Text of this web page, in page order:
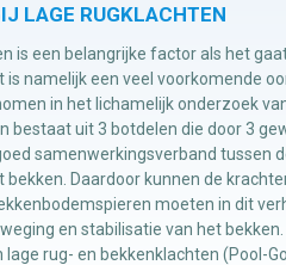
LAGE RUGKLACHTEN
is een belangrijke factor als het
namelijk een veel voorkomende
in het lichamelijk onderzoek
bestaat uit 3 botdelen die door 3
samenwerkingsverband tussen
Daardoor kunnen de
moeten in dit
en stabilisatie van het
rug- en bekkenklachten (Pool-